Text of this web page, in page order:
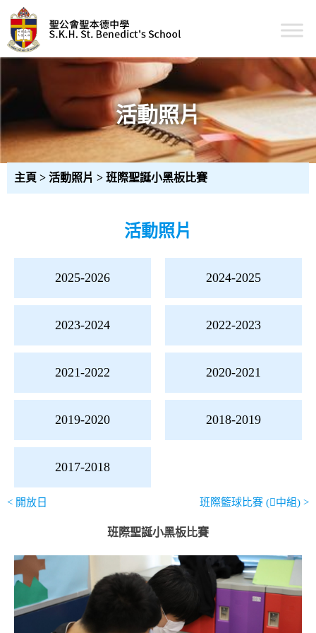
content
聖公會聖本德中學
活動照片
主頁 > 活動照片 > 班際聖誕小黑板比賽
活動照片
2025-2026 2024-2025
2023-2024 2022-2023
2021-2022 2020-2021
2019-2020 2018-2019
2017-2018
章
覽
2025-
2022-
2023
< 開放日 班際籃球比賽 (𥘉中組) >
班際聖誕小黑板比賽